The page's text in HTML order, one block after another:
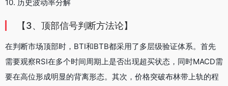
10. 历史波动率分解
【3、顶部信号判断方法论】
在判断市场顶部时，BTI和BTB都采用了多层级验证体系。首先
需要观察RSI在多个时间周期上是否出现超买状态，同时MACD需
要在高位形成明显的背离形态。其次，价格突破布林带上轨的程